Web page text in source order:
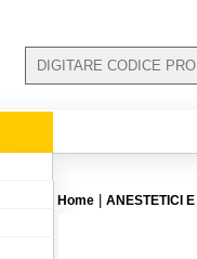
Home ANESTETICI